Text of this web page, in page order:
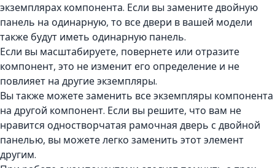
экземплярах компонента. Если вы замените двойную
панель на одинарную, то все двери в вашей модели
также будут иметь одинарную панель.
Если вы масштабируете, повернете или отразите
компонент, это не изменит его определение и не
повлияет на другие экземпляры.
Вы также можете заменить все экземпляры компонента
на другой компонент. Если вы решите, что вам не
нравится одностворчатая рамочная дверь с двойной
панелью, вы можете легко заменить этот элемент
другим.